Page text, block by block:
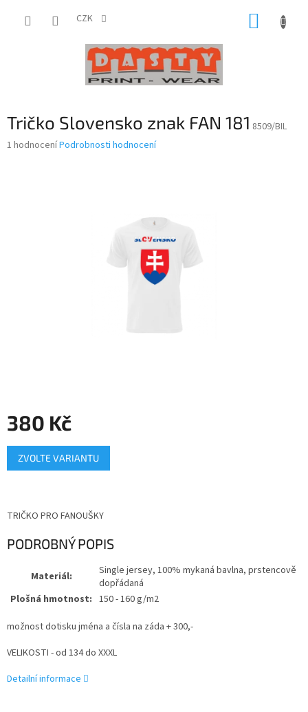
CZK
Tričko Slovensko znak FAN 181 8509/BIL
Průměrné
1 hodnoceníPodrobnosti hodnocení
380 Kč
Měrná
cena:
ZVOLTE VARIANTU
TRIČKO PRO FANOUŠKY
PODROBNÝ POPIS
Materiál:
Single jersey, 100% mykaná bavlna, prstencově
dopřádaná
Plošná hmotnost: 150 - 160 g/m2
možnost dotisku jména a čísla na záda + 300,-
VELIKOSTI - od 134 do XXXL
Detailní informace